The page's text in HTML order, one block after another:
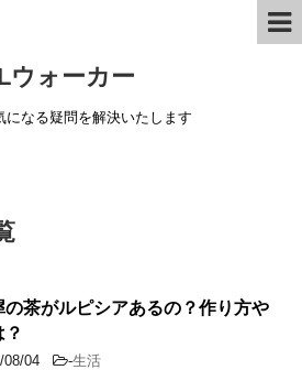
ウォーカー
になる疑問を解決いたします
の茶がルピシアあるの？作り方や
08/04 -生活